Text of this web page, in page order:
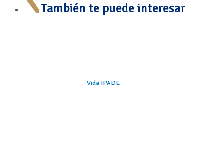
También te puede interesar
Vida IPADE